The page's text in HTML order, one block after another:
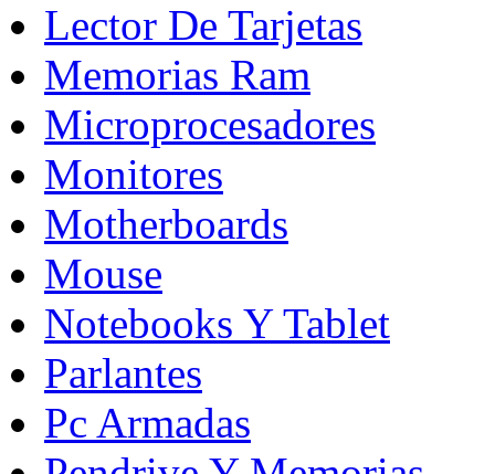
Lector De Tarjetas
Memorias Ram
Microprocesadores
Monitores
Motherboards
Mouse
Notebooks Y Tablet
Parlantes
Pc Armadas